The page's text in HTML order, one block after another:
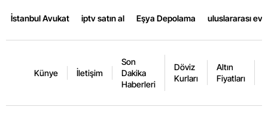
İstanbul Avukat iptv satın al Eşya Depolama uluslararası
Künye İletişim
Son
Dakika
Haberleri
Döviz
Kurları
Altın
Fiyatları